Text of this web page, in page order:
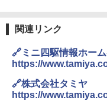
関連リンク
🔗ミニ四駆情報ホー
https://
🔗株式会社タミヤ
https://